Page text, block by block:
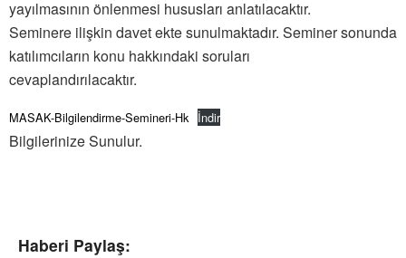
yayılmasının önlenmesi hususları anlatılacaktır.
Seminere ilişkin davet ekte sunulmaktadır. Seminer sonunda
katılımcıların konu hakkındaki soruları
cevaplandırılacaktır.
MASAK-Bilgilendirme-Semineri-Hk İndir
Bilgilerinize Sunulur.
Haberi Paylaş: